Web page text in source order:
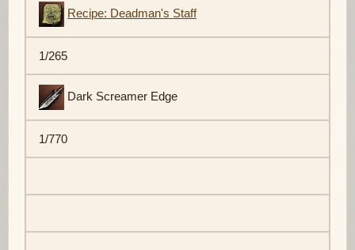
Recipe: Deadman's Staff
1/265
Dark Screamer Edge
1/770